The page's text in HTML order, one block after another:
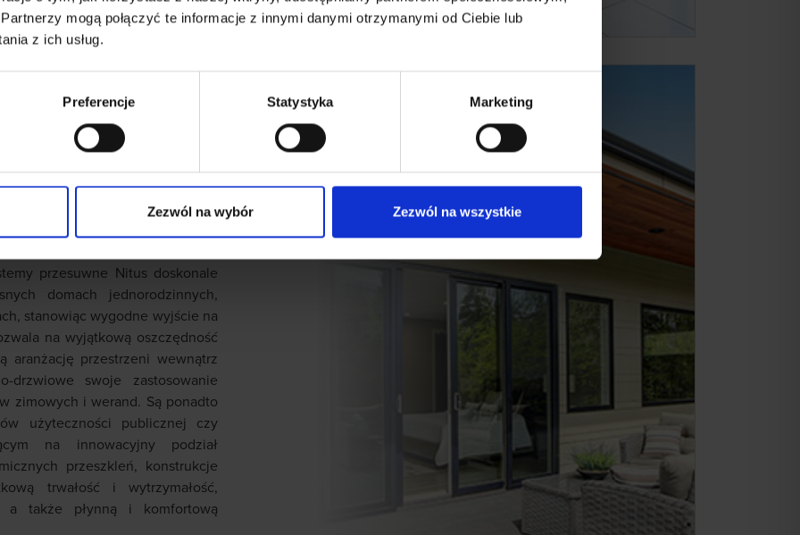
mogą połączyć te informacje z innymi danymi otrzymanymi od Ciebie lub
z ich usług.
Preferencje Statystyka Marketing
Zezwól na wybór Zezwól na wszystkie
są w rożnych rodzajach, w
i szczegółowych wymagań
izolacji cieplnej czy akustycznej.
izolacji termicznej, służące do
jak i rozwiązania bazujące na
przesuwne Nitus doskonale
domach jednorodzinnych,
stanowiąc wygodne wyjście na
na wyjątkową oszczędność
aranżację przestrzeni wewnątrz
drzwiowe swoje zastosowanie
zimowych i werand. Są ponadto
użyteczności publicznej czy
na innowacyjny podział
przeszkleń, konstrukcje
trwałość i wytrzymałość,
a także płynną i komfortową